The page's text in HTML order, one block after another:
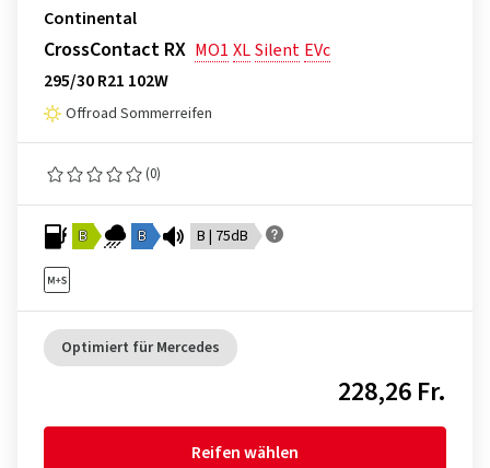
Continental
CrossContact RX MO1 XLSilent EVc
295/30 R21 102W
Offroad Sommerreifen
(0)
B B B | 75dB
Optimiert für Mercedes
228,26 Fr.
Reifen wählen